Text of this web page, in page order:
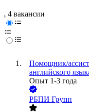
, 4 вакансии
Помощник/
английского
Опыт 1-3 года
РБПИ Групп